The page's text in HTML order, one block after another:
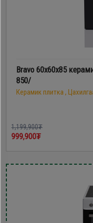
Bravo 60х60х85
850/
Керамик плитка ,
1,199,900₮
999,900₮